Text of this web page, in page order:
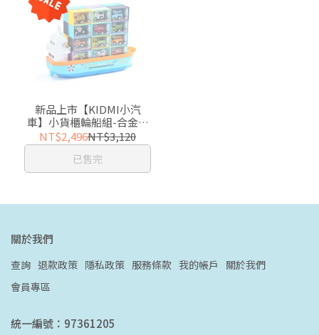
新品上市【KIDMI小汽
車】小貨櫃輪船組-合金迴
力車24入(贈收納輪船/附貨
櫃收藏盒)
NT$2,496NT$3,120
已售完
關於我們
查詢 退款政策 隱私政策 服務條款 我的帳戶
關於我們
會員專區
統一編號：97361205